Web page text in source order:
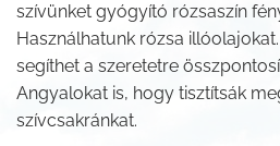
szívünket gyógyító rózsaszín
Használhatunk rózsa
segíthet a szeretetre
Angyalokat is, hogy tisztítsák
szívcsakránkat.